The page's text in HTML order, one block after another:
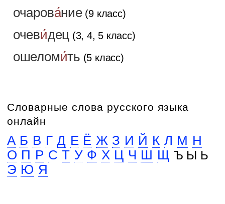
очарова́ние(9 класс)
очеви́дец (3, 4, 5 класс)
ошеломи́ть (5 класс)
Словарные слова русского языка
онлайн
А Б В Г Д Е Ё Ж З И Й К Л М Н
О П Р С Т У Ф Х Ц Ч Ш Щ Ъ Ы Ь
Э Ю Я